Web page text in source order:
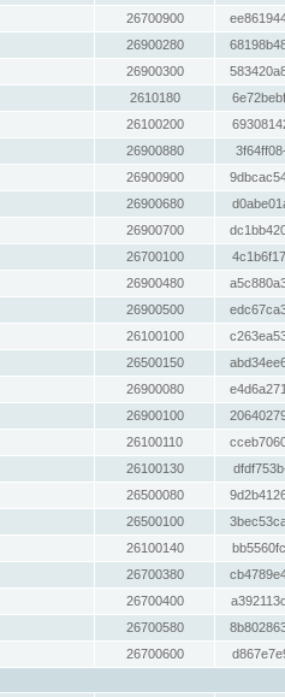
26700900
26900280
26900300
2610180
26100200
26900880
26900900
26900680
26900700
26700100
26900480
26900500
26100100
26500150
26900080
26900100
26100110
26100130
26500080
26500100
26100140
26700380
26700400
26700580
26700600